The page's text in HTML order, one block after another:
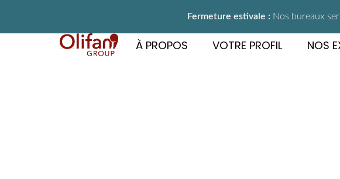
Fermeture estivale : Nos bureaux
À PROPOS VOTRE PROFIL NOS